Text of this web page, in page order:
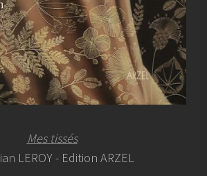
Mes tissés
LEROY - Edition ARZEL